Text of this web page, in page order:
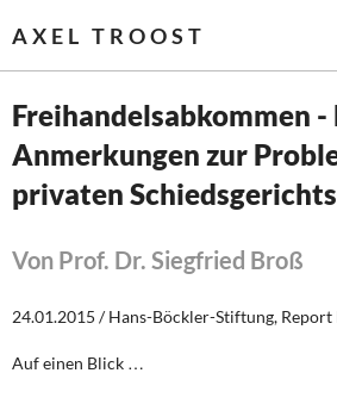
AXEL TROOST
Startseite
Leitlinien linker Wirtschafts- und
Wirtschaftspolitik
Freihandelsabkommen -
Anmerkungen zur
privaten
Von Prof. Dr. Siegfried Broß
24.01.2015 / Hans-Böckler-Stiftung, Report
Auf einen Blick …